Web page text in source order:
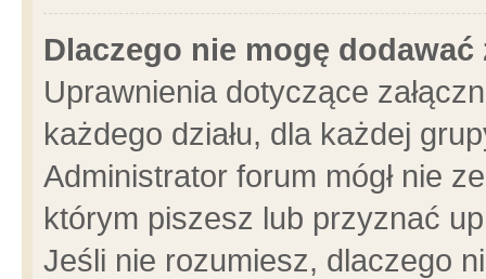
Dlaczego nie mogę dodawać
Uprawnienia dotyczące
każdego działu, dla każdej
Administrator forum mógł nie
którym piszesz lub przyznać
Jeśli nie rozumiesz, dlaczego